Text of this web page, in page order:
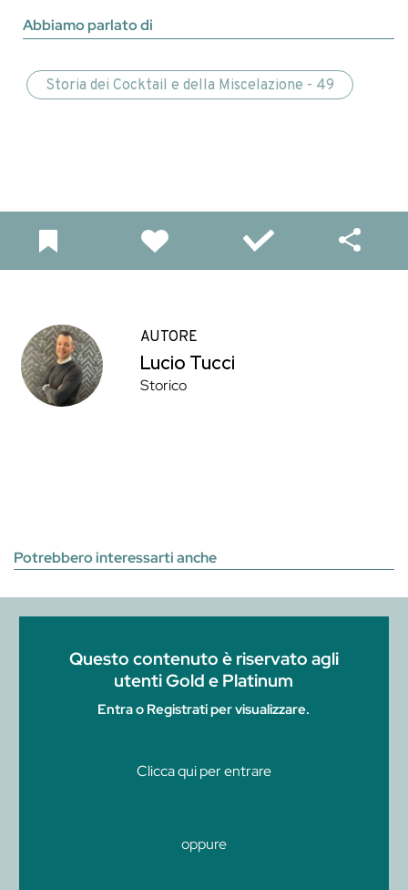
Abbiamo parlato di
Storia dei Cocktail e della Miscelazione - 49
AUTORE
Lucio Tucci
Storico
Potrebbero interessarti anche
Questo contenuto è riservato agli
utenti Gold e Platinum
Entra o Registrati per visualizzare.
Clicca qui per entrare
oppure